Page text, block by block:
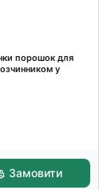
порошок для
у
Замовити